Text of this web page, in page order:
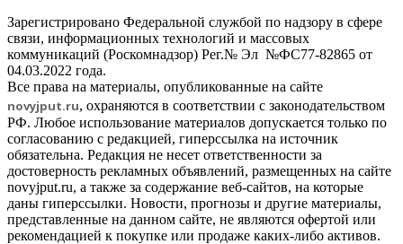
Зарегистрировано Федеральной службой по надзору в сфере
связи, информационных технологий и массовых
коммуникаций (Роскомнадзор) Рег.№ Эл №ФС77-82865 от
04.03.2022 года.
Все права на материалы, опубликованные на сайте
novyjput.ru, охраняются в соответствии с законодательством
РФ. Любое использование материалов допускается только по
согласованию с редакцией, гиперссылка на источник
обязательна. Редакция не несет ответственности за
достоверность рекламных объявлений, размещенных на сайте
novyjput.ru, а также за содержание веб-сайтов, на которые
даны гиперссылки. Новости, прогнозы и другие материалы,
представленные на данном сайте, не являются офертой или
рекомендацией к покупке или продаже каких-либо активов.